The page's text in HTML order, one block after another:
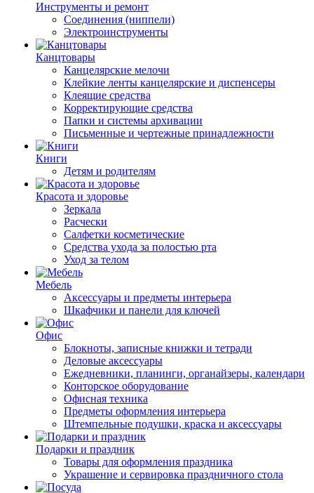
Инструменты и ремонт
Соединения (ниппели)
Электроинструменты
Канцтовары
Канцелярские мелочи
Клейкие ленты канцелярские и диспенсеры
Клеящие средства
Корректирующие средства
Папки и системы архивации
Письменные и чертежные принадлежности
Книги
Детям и родителям
Красота и здоровье
Зеркала
Расчески
Салфетки косметические
Средства ухода за полостью рта
Уход за телом
Мебель
Аксессуары и предметы интерьера
Шкафчики и панели для ключей
Офис
Блокноты, записные книжки и тетради
Деловые аксессуары
Ежедневники, планинги, органайзеры, календари
Конторское оборудование
Офисная техника
Предметы оформления интерьера
Штемпельные подушки, краска и аксессуары
Подарки и праздник
Товары для оформления праздника
Украшение и сервировка праздничного стола